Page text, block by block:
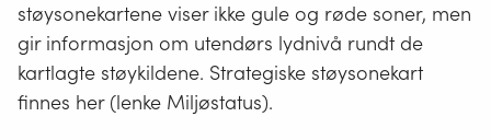
støysonekartene viser ikke gule og røde soner, men
gir informasjon om utendørs lydnivå rundt de
kartlagte støykildene. Strategiske støysonekart
finnes her (lenke Miljøstatus).